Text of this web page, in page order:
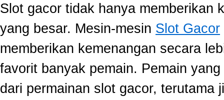
Slot gacor tidak hanya memberikan
yang besar. Mesin-mesin Slot Gacor
memberikan kemenangan secara
favorit banyak pemain. Pemain
dari permainan slot gacor, terutama